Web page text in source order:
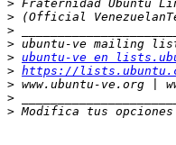
>
>
>
>
> ubuntu-ve en
> https://
>
>
> Modifica tus